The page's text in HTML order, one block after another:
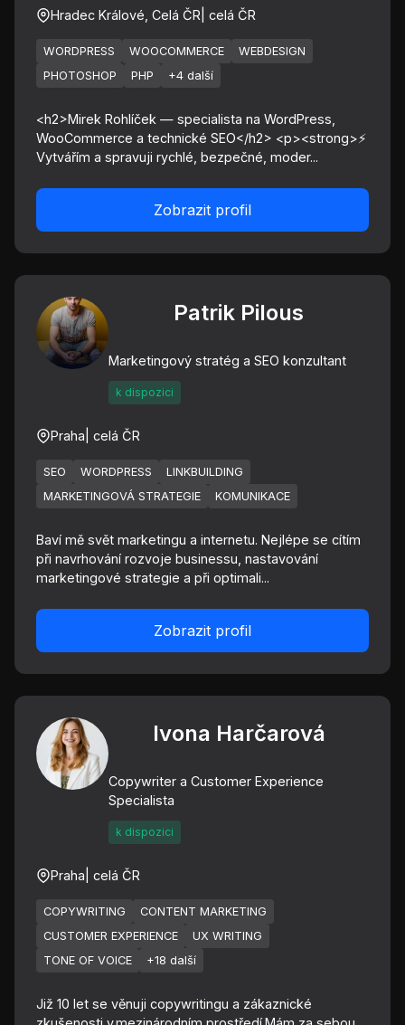
Hradec Králové, Celá ČR | celá ČR
WORDPRESS WOOCOMMERCE
WEBDESIGN
PHOTOSHOP
PHP +4 další
<h2>Mirek Rohlíček — specialista na WordPress,
WooCommerce a technické SEO</h2> <p><strong>⚡
Vytvářím a spravuji rychlé, bezpečné, moder...
Zobrazit profil
Patrik Pilous
Marketingový stratég a SEO konzultant
k dispozici
Praha | celá ČR
SEO WORDPRESS
LINKBUILDING
MARKETINGOVÁ STRATEGIE
KOMUNIKACE
Baví mě svět marketingu a internetu. Nejlépe se cítím
při navrhování rozvoje businessu, nastavování
marketingové strategie a při optimali...
Zobrazit profil
Ivona Harčarová
Copywriter a Customer Experience
Specialista
k dispozici
Praha | celá ČR
COPYWRITING
CONTENT MARKETING
CUSTOMER EXPERIENCE
UX WRITING
TONE OF VOICE
+18 další
Již 10 let se věnuji copywritingu a zákaznické